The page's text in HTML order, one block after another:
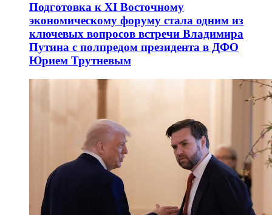
Подготовка к XI Восточному
экономическому форуму стала одним из
ключевых вопросов встречи Владимира
Путина с полпредом президента в ДФО
Юрием Трутневым